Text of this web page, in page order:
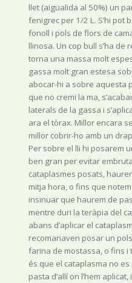
llet (aigualida al 50%) un
fenigrec per 1/2 L. S’hi pot
fonoll i pols de flors de
llinosa. Un cop bull s’ha
torna una massa molt
gassa molt gran estesa
abocar-hi a sobre aquesta
que no cremi la ma,
laterals de la gassa i
ara el tòrax. Millor encara
millor cobrir-ho amb un
Per sobre el lli hi posarem
ben gran per evitar
cataplasmes posats,
mitja hora, o fins que
insinuar que haurem de
mentre duri la teràpia del
abans d’aplicar el
recomanaven posar un
farina de mostassa, o fins i
és que el cataplasma no
pasta d’allí on l’hem